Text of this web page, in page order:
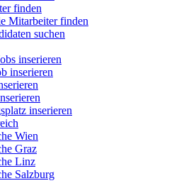
finden
Mitarbeiter finden
suchen
inserieren
inserieren
inserieren
Wien
Graz
Linz
Salzburg